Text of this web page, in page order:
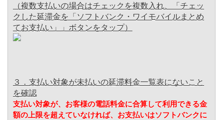
（複数支払いの場合はチェックを複数入れ、「チェッ
クした延滞金を「ソフトバンク・ワイモバイルまとめ
てお支払い」」ボタンをタップ）
３．支払い対象が未払いの延滞料金一覧表にないこと
を確認
支払い対象が、お客様の電話料金に合算して利用できる金
額の上限を超えていなければ、お支払いはソフトバンクに